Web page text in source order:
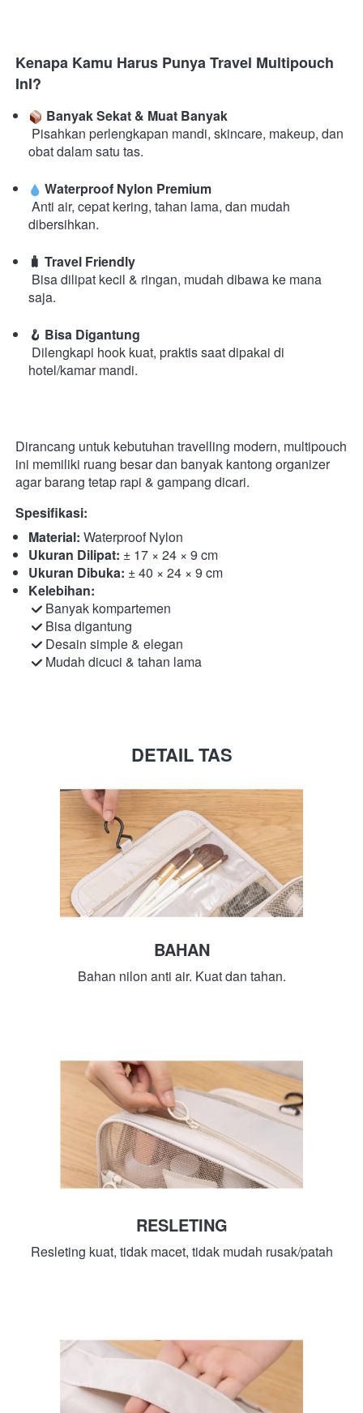
Kenapa Kamu Harus Punya Travel Multipouch
InI?
Banyak Sekat & Muat Banyak
obat dalam satu tas.
Waterproof Nylon Premium
dibersihkan.
🧳 Travel Friendly
saja.
🪝 Bisa Digantung
hotel/kamar mandi.
Dirancang untuk kebutuhan travelling modern, multipouch
ini memiliki ruang besar dan banyak kantong organizer
agar barang tetap rapi & gampang dicari.
Spesifikasi:
Material: Waterproof Nylon
Ukuran Dilipat: ± 17 × 24 × 9 cm
Ukuran Dibuka: ± 40 × 24 × 9 cm
Kelebihan:
Banyak kompartemen
Bisa digantung
Desain simple & elegan
Mudah dicuci & tahan lama
DETAIL TAS
BAHAN
Bahan nilon anti air. Kuat dan tahan.
RESLETING
Resleting kuat, tidak macet, tidak mudah rusak/patah